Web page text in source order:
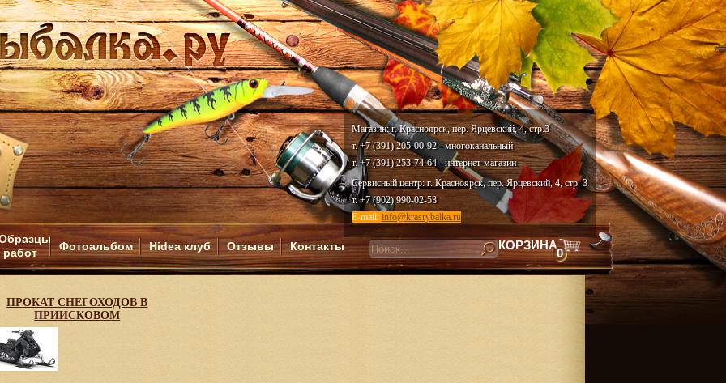
Магазин: г. Красноярск, пер. Ярцевский, 4, стр.3
т. +7 (391) 205-00-92 - многоканальный
т. +7 (391) 253-74-64 - интернет-магазин
Сервисный центр: г. Красноярск, пер. Ярцевский, 4, стр. 3
т. +7 (902) 990-02-53
E-mail: info@krasrybalka.ru
работ
Фотоальбом Hidea клуб Отзывы Контакты
Искать
КОРЗИНА
0
ПРОКАТ СНЕГОХОДОВ В
ПРИИСКОВОМ